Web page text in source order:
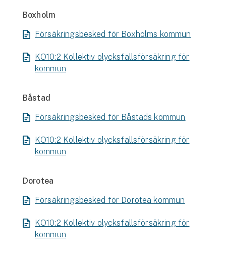
Boxholm
Försäkringsbesked för Boxholms kommun
KO10:2 Kollektiv olycksfallsförsäkring för
kommun
Båstad
Försäkringsbesked för Båstads kommun
KO10:2 Kollektiv olycksfallsförsäkring för
kommun
Dorotea
Försäkringsbesked för Dorotea kommun
KO10:2 Kollektiv olycksfallsförsäkring för
kommun